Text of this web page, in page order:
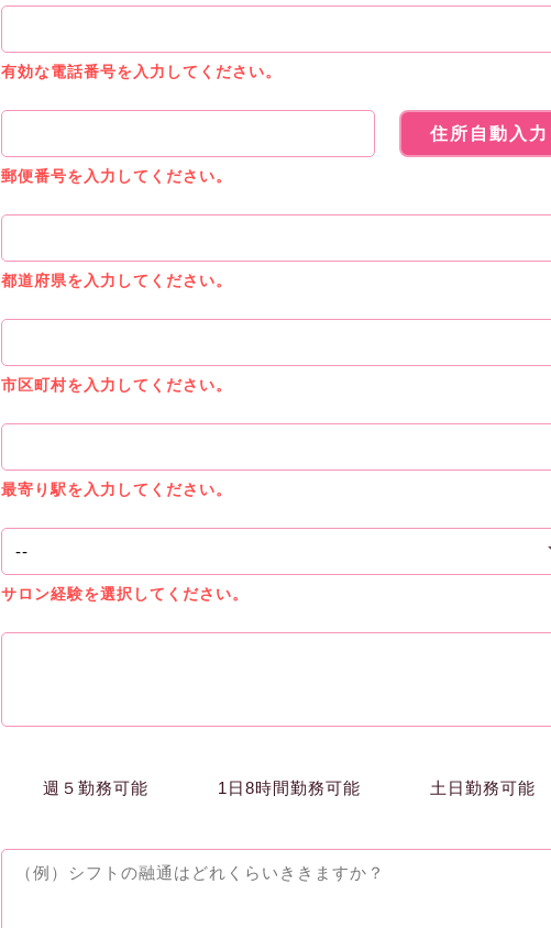
有効な電話番号を入力してください。
住所自動入力
郵便番号を入力してください。
都道府県を入力してください。
市区町村を入力してください。
最寄り駅を入力してください。
サロン経験を選択してください。
週５勤務可能 1日8時間勤務可能 土日勤務可能